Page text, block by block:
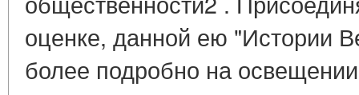
оценке, данной ею "Истории
более подробно на